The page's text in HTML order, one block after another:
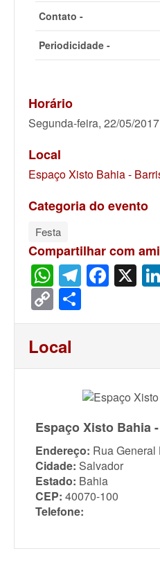
Contato -
Periodicidade -
Horário
Segunda-feira, 22/05/
Local
Espaço Xisto Bahia -
Categoria do evento
Festa
Compartilhar com
WhatsApp
X
Copy
Link
Local
Espaço Xisto Bahia
Endereço: Rua General
Cidade: Salvador
Estado: Bahia
CEP: 40070-100
Telefone: